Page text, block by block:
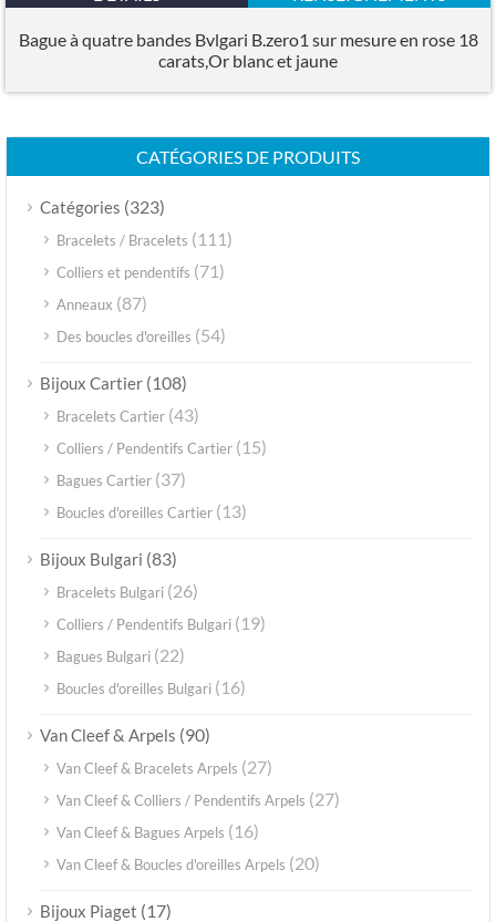
Bague à quatre bandes Bvlgari B.zero1 sur mesure en rose 18
carats,Or blanc et jaune
CATÉGORIES DE PRODUITS
Catégories (323)
Bracelets / Bracelets (111)
Colliers et pendentifs (71)
Anneaux (87)
Des boucles d'oreilles (54)
Bijoux Cartier (108)
Bracelets Cartier (43)
Colliers / Pendentifs Cartier (15)
Bagues Cartier (37)
Boucles d'oreilles Cartier (13)
Bijoux Bulgari (83)
Bracelets Bulgari (26)
Colliers / Pendentifs Bulgari (19)
Bagues Bulgari (22)
Boucles d'oreilles Bulgari (16)
Van Cleef & Arpels (90)
Van Cleef & Bracelets Arpels (27)
Van Cleef & Colliers / Pendentifs Arpels (27)
Van Cleef & Bagues Arpels (16)
Van Cleef & Boucles d'oreilles Arpels (20)
Bijoux Piaget (17)